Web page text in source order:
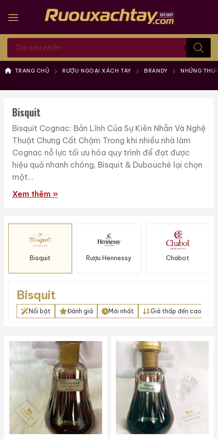
Tìm
kiếm
phẩm
TRANG CHỦ RƯỢU NGOẠI XÁCH TAY BRANDY NHỮNG
Bisquit
Bisquit Cognac: Bản Lĩnh Của Sự Kiên Nhẫn Và Nghệ
Thuật Chưng Cất Chậm Trong khi nhiều nhà làm
Cognac nỗ lực tối ưu hóa quy trình để đạt được
hiệu quả nhanh chóng, Bisquit & Dubouché lại chọn
một...
Xem thêm »
Bisquit Rượu Hennessy Chabot
Bisquit
Nổi bật Đánh giá Mới nhất Giá thấp đến cao